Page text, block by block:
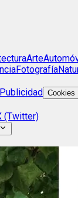
Arte
Fotografía
Publicidad Cookies
(Twitter)